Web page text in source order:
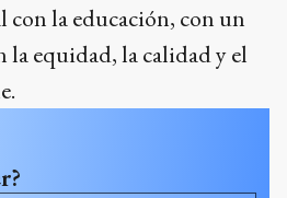
la educación, con un
la equidad, la calidad y el